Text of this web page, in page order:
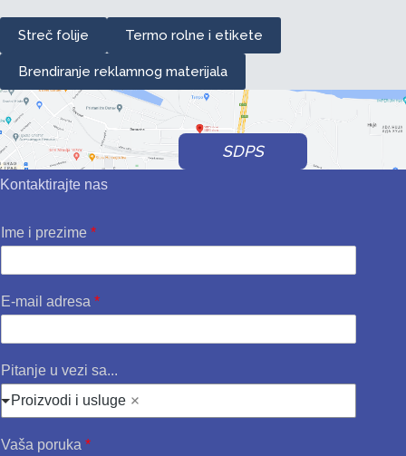
Streč folije Termo rolne i etikete
Brendiranje reklamnog materijala
SDPS
Kontaktirajte nas
Ime i prezime *
E-mail adresa *
Pitanje u vezi sa...
Proizvodi i usluge
Vaša poruka *